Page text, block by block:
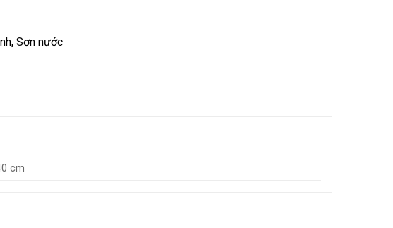
Sơn nước
cm